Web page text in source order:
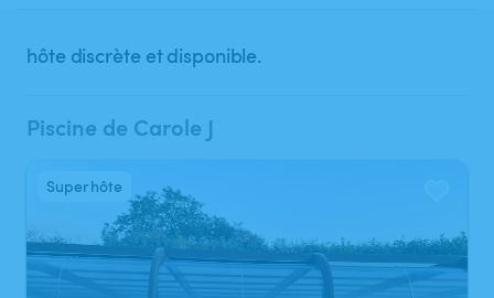
hôte discrète et disponible.
Piscine de Carole J
1/3
Superhôte